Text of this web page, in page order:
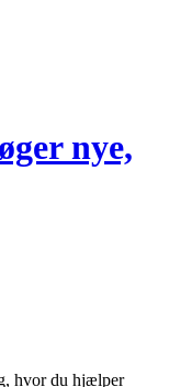
nye,
hvor du hjælper